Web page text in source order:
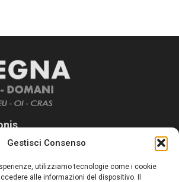
Gestisci Consenso
utilizziamo tecnologie come i cookie
alle informazioni del dispositivo. Il
nasce per informare “liberamente” i
in Sardegna, con un occhio rivolto al
al nostro futuro